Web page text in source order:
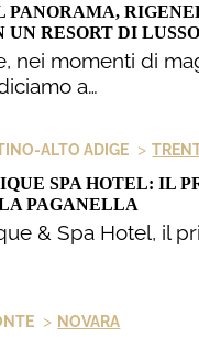
PANORAMA,
RESORT DI LUSSO
nei momenti di
a…
ALTO ADIGE >
SPA HOTEL: IL
PAGANELLA
& Spa Hotel, il
> NOVARA